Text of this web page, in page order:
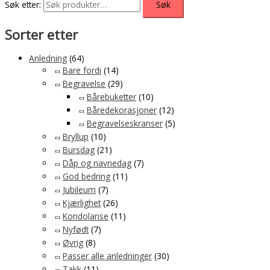
Søk etter: Søk
Sorter etter
Anledning (64)
Bare fordi (14)
Begravelse (29)
Bårebuketter (10)
Båredekorasjoner (12)
Begravelseskranser (5)
Bryllup (10)
Bursdag (21)
Dåp og navnedag (7)
God bedring (11)
Jubileum (7)
Kjærlighet (26)
Kondolanse (11)
Nyfødt (7)
Øvrig (8)
Passer alle anledninger (30)